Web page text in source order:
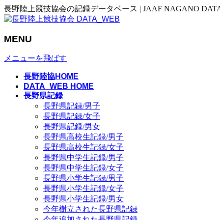
長野陸上競技協会の記録データベース | JAAF NAGANO
MENU
メニューを飛ばす
長野陸協HOME
DATA_WEB HOME
長野県記録
長野県記録/男子
長野県記録/女子
長野県記録/男女
長野県高校生記録/男子
長野県高校生記録/女子
長野県中学生記録/男子
長野県中学生記録/女子
長野県小学生記録/男子
長野県小学生記録/女子
長野県小学生記録/男女
今年樹立された長野県記録